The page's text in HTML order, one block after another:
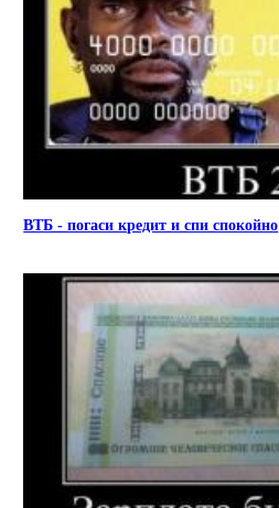
ВТБ - погаси кредит и спи спокойно